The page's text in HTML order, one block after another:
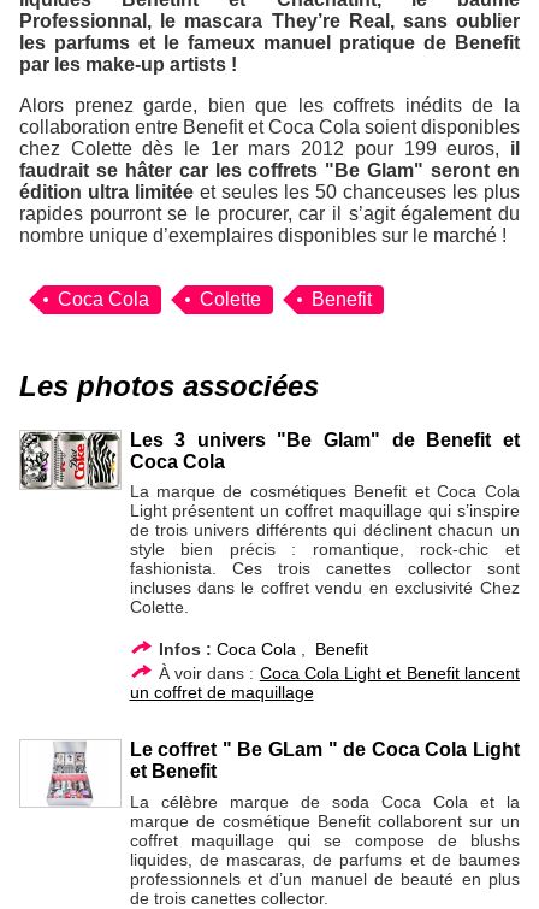
Professionnal, le mascara They’re Real, sans oublier
les parfums et le fameux manuel pratique de Benefit
par les make-up artists !
Alors prenez garde, bien que les coffrets inédits de la
collaboration entre Benefit et Coca Cola soient disponibles
chez Colette dès le 1er mars 2012 pour 199 euros, il
faudrait se hâter car les coffrets "Be Glam" seront en
édition ultra limitée et seules les 50 chanceuses les plus
rapides pourront se le procurer, car il s’agit également du
nombre unique d’exemplaires disponibles sur le marché !
Coca Cola Colette Benefit
Les photos associées
Les 3 univers "Be Glam" de Benefit et
Coca Cola
La marque de cosmétiques Benefit et Coca Cola
Light présentent un coffret maquillage qui s’inspire
de trois univers différents qui déclinent chacun un
style bien précis : romantique, rock-chic et
fashionista. Ces trois canettes collector sont
incluses dans le coffret vendu en exclusivité Chez
Colette.
Infos : Coca Cola
Benefit
À voir dans : Coca Cola Light et Benefit lancent
un coffret de maquillage
Le coffret " Be GLam " de Coca Cola Light
et Benefit
La célèbre marque de soda Coca Cola et la
marque de cosmétique Benefit collaborent sur un
coffret maquillage qui se compose de blushs
liquides, de mascaras, de parfums et de baumes
professionnels et d’un manuel de beauté en plus
de trois canettes collector.